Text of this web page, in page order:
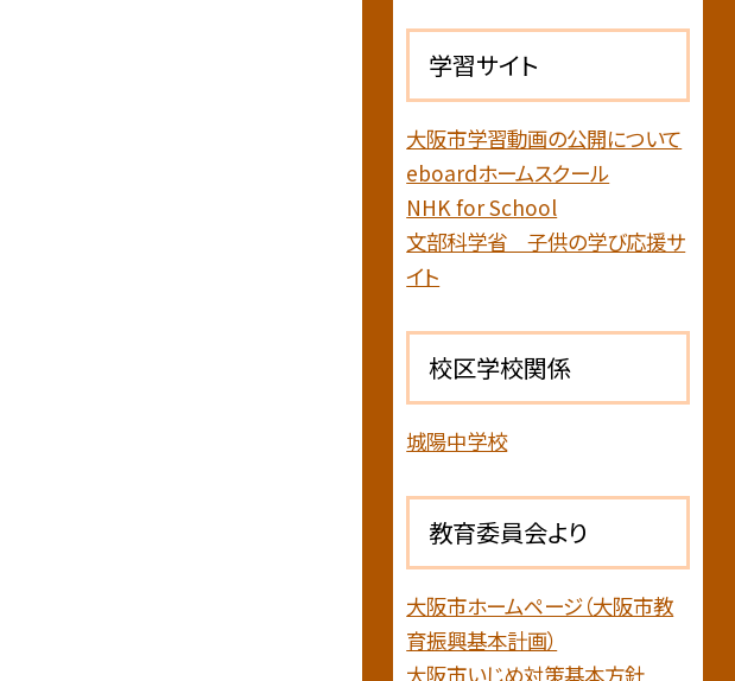
学習サイト
大阪市学習動画の公開について
eboardホームスクール
NHK for School
文部科学省 子供の学び応援サ
イト
校区学校関係
城陽中学校
教育委員会より
大阪市ホームページ（大阪市教
育振興基本計画）
大阪市いじめ対策基本方針